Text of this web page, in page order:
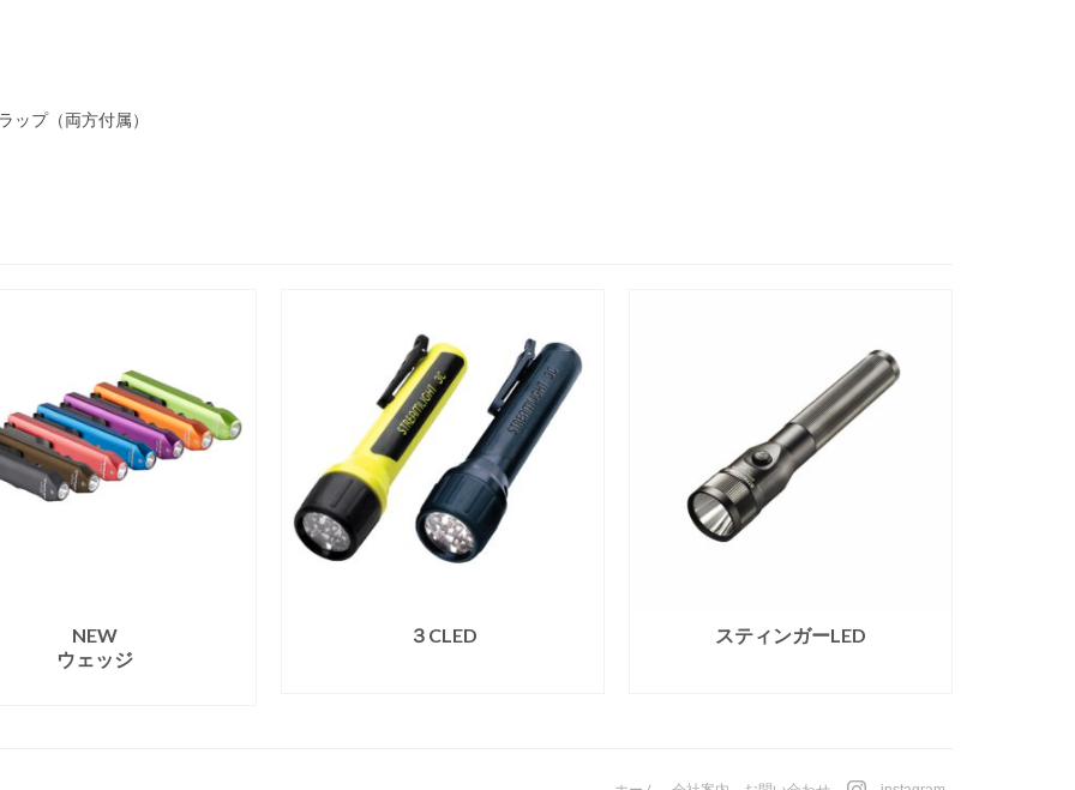
ップ（両方付属）
NEW
ウェッジ
３CLED
スティンガーLED